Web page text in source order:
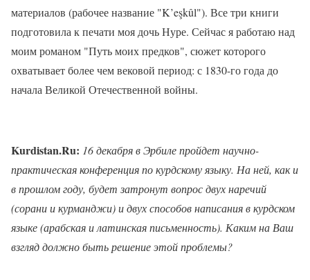
материалов (рабочее название "K’eşkûl"). Все три книги
подготовила к печати моя дочь Нуре. Сейчас я работаю над
моим романом "Путь моих предков", сюжет которого
охватывает более чем вековой период: с 1830-го года до
начала Великой Отечественной войны.
Kurdistan.Ru: 16 декабря в Эрбиле пройдет научно-
практическая конференция по курдскому языку. На ней, как и
в прошлом году, будет затронут вопрос двух наречий
(сорани и курманджи) и двух способов написания в курдском
языке (арабская и латинская письменность). Каким на Ваш
взгляд должно быть решение этой проблемы?